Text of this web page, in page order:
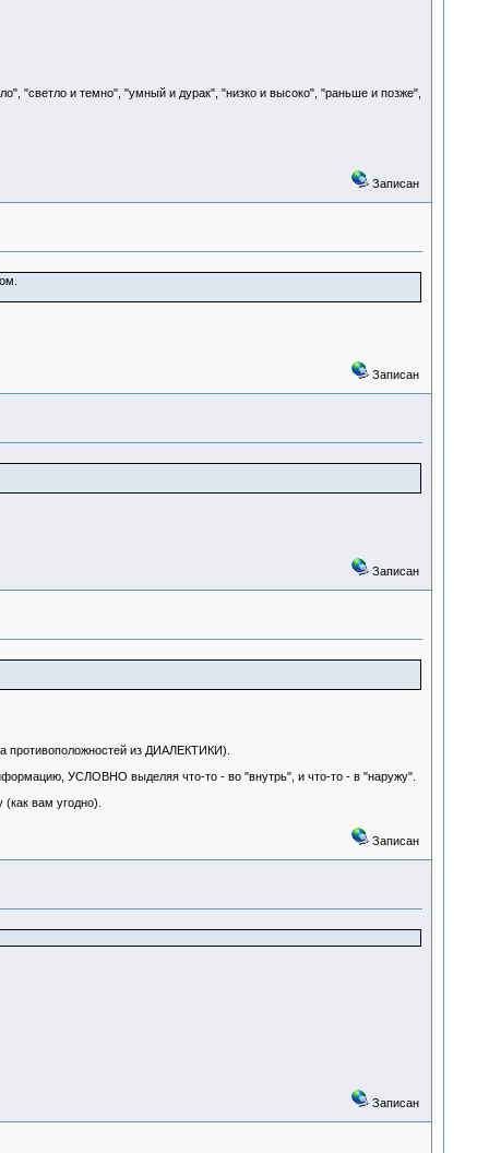
"светло и темно", "умный и дурак", "низко и высоко", "раньше и позже",
Записан
Записан
Записан
из ДИАЛЕКТИКИ).
УСЛОВНО выделяя что-то - во "внутрь", и что-то - в "наружу".
вам угодно).
Записан
Записан